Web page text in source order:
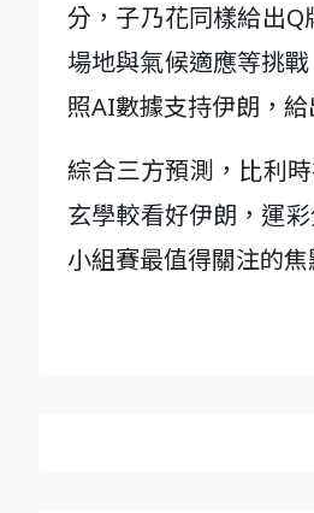
分，子乃花同樣給出
場地與氣候適應等挑
照AI數據支持伊朗，給
綜合三方預測，比利
玄學較看好伊朗，運
小組賽最值得關注的焦